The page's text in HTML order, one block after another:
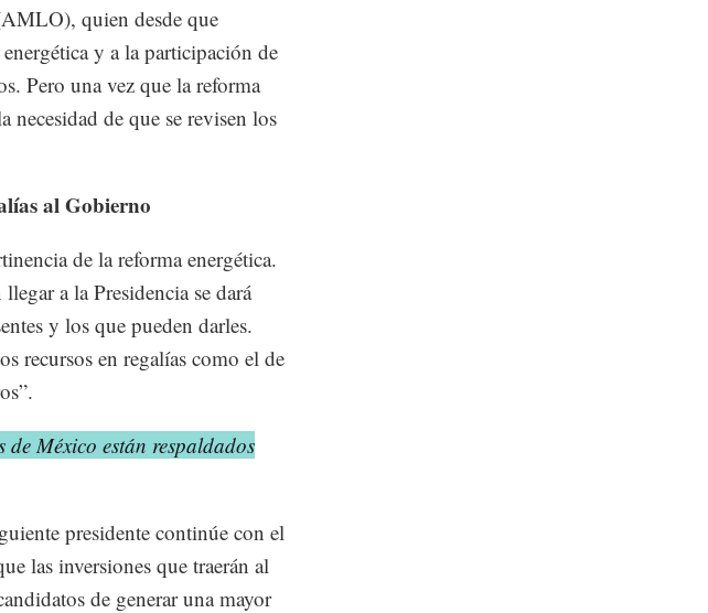
quien desde que
y a la participación de
Pero una vez que la reforma
de que se revisen los
al Gobierno
de la reforma energética.
a la Presidencia se dará
y los que pueden darles.
recursos en regalías como el de
México están respaldados
presidente continúe con el
las inversiones que traerán al
de generar una mayor